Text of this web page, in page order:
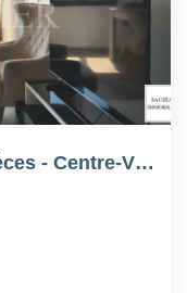
Bagneux - Appartement 3 Pièces - Centre-Ville